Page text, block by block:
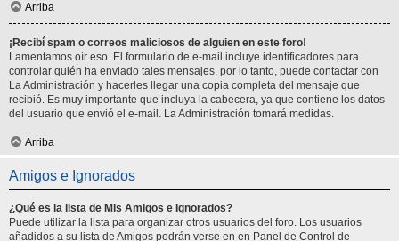
Arriba
¡Recibí spam o correos maliciosos de alguien en este foro!
Lamentamos oír eso. El formulario de e-mail incluye identificadores para
controlar quién ha enviado tales mensajes, por lo tanto, puede contactar con
La Administración y hacerles llegar una copia completa del mensaje que
recibió. Es muy importante que incluya la cabecera, ya que contiene los datos
del usuario que envió el e-mail. La Administración tomará medidas.
Arriba
Amigos e Ignorados
¿Qué es la lista de Mis Amigos e Ignorados?
Puede utilizar la lista para organizar otros usuarios del foro. Los usuarios
añadidos a su lista de Amigos podrán verse en en Panel de Control de